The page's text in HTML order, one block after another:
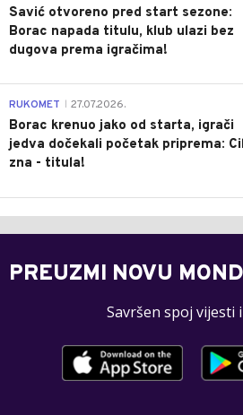
Savić otvoreno pred start sezone:
Borac napada titulu, klub ulazi bez
dugova prema igračima!
RUKOMET 27.07.2026.
Borac krenuo jako od starta, igrači
jedva dočekali početak priprema:
zna - titula!
PREUZMI NOVU
Savršen spoj vijesti